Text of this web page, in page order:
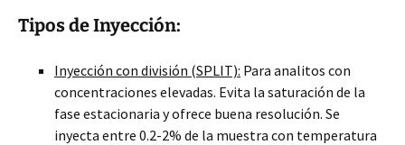
Tipos de Inyección:
Inyección con división (SPLIT): Para analitos con
concentraciones elevadas. Evita la saturación de la
fase estacionaria y ofrece buena resolución. Se
inyecta entre 0.2-2% de la muestra con temperatura